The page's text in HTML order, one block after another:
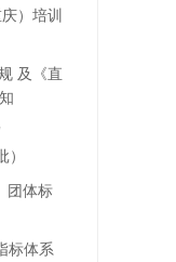
）培训
及《直
团体标
标体系